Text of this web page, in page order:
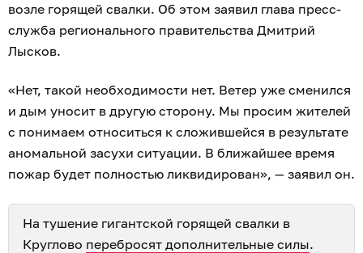
возле горящей свалки. Об этом заявил глава пресс-
служба регионального правительства Дмитрий
Лысков.
«Нет, такой необходимости нет. Ветер уже сменился
и дым уносит в другую сторону. Мы просим жителей
с понимаем относиться к сложившейся в результате
аномальной засухи ситуации. В ближайшее время
пожар будет полностью ликвидирован», — заявил он.
На тушение гигантской горящей свалки в
Круглово перебросят дополнительные силы.